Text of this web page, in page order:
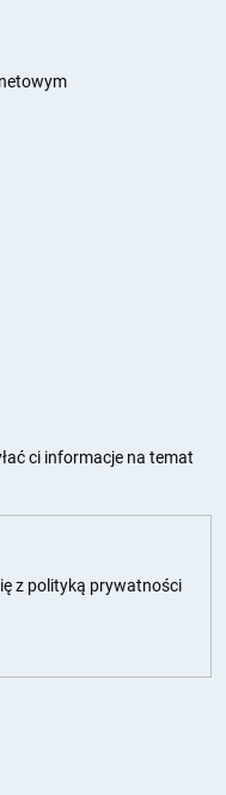
ci informacje na temat
z polityką prywatności